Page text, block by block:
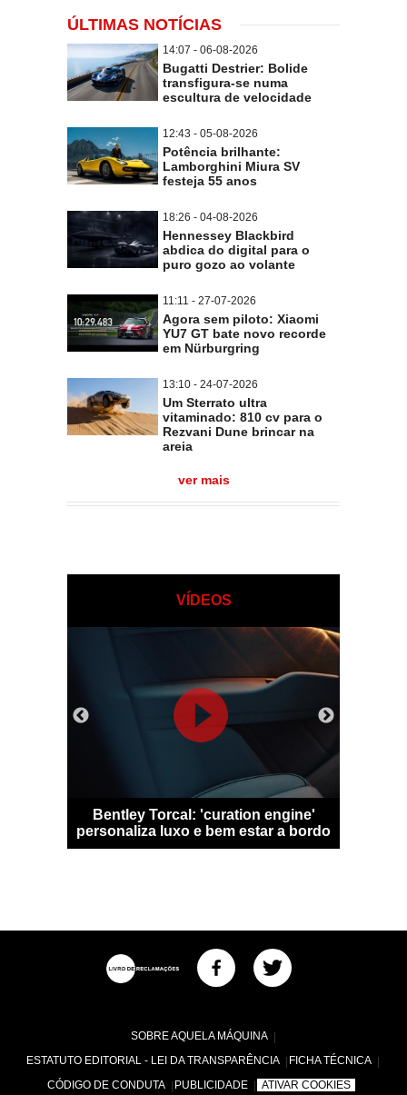
ÚLTIMAS NOTÍCIAS
14:07 - 06-08-2026
Bugatti Destrier: Bolide
transfigura-se numa
escultura de velocidade
12:43 - 05-08-2026
Potência brilhante:
Lamborghini Miura SV
festeja 55 anos
18:26 - 04-08-2026
Hennessey Blackbird
abdica do digital para o
puro gozo ao volante
11:11 - 27-07-2026
Agora sem piloto: Xiaomi
YU7 GT bate novo recorde
em Nürburgring
13:10 - 24-07-2026
Um Sterrato ultra
vitaminado: 810 cv para o
Rezvani Dune brincar na
areia
ver mais
VÍDEOS
Bentley Torcal: 'curation engine'
personaliza luxo e bem estar a bordo
SOBRE AQUELA MÁQUINA
ESTATUTO EDITORIAL - LEI DA TRANSPARÊNCIA
FICHA TÉCNICA
CÓDIGO DE CONDUTA
PUBLICIDADE ATIVAR COOKIES